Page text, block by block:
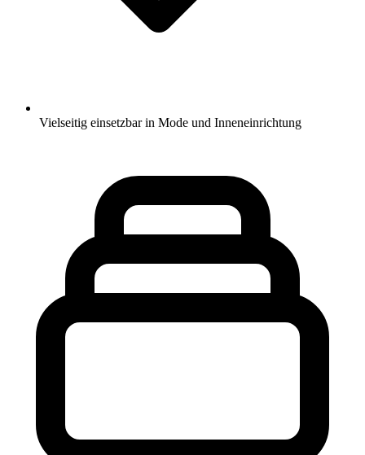
Vielseitig einsetzbar in Mode und Inneneinrichtung